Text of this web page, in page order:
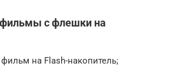
с флешки на
на Flash-накопитель;